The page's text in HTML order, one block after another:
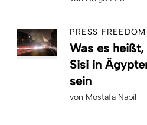
PRESS FREEDOM
Was es
Sisi in
sein
von Mostafa Nabil